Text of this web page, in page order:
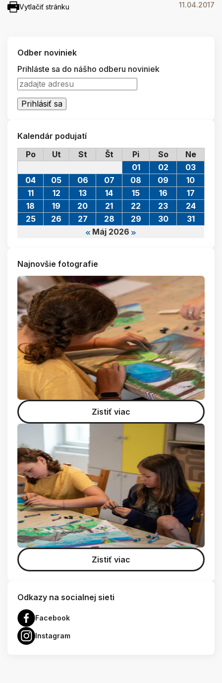
Vytlačiť stránku 11.04.2017
Odber noviniek
Prihláste sa do nášho odberu noviniek
Kalendár podujatí
Po
Ut St Št Pi So Ne
Máj 2026
01 02
03
04
05 06 07 08 09
10
11
12 13 14 15 16
17
18
19 20 21 22 23
24
25
26 27 28 29 30 31
Najnovšie fotografie
Zistiť viac
Zistiť viac
Odkazy na socialnej sieti
Facebook
Instagram